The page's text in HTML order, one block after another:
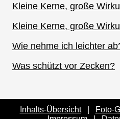
Kleine Kerne, große
Kleine Kerne, große
Wie nehme ich leichter
Was schützt vor Zecken?
Inhalts-Übersicht| Foto-